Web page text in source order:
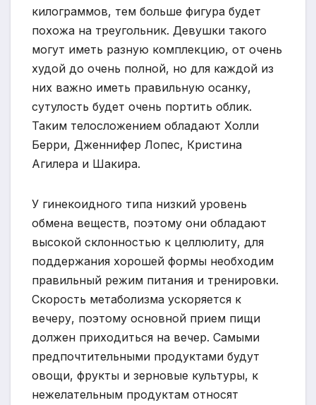
килограммов, тем больше фигура будет
похожа на треугольник. Девушки такого
могут иметь разную комплекцию, от очень
худой до очень полной, но для каждой из
них важно иметь правильную осанку,
сутулость будет очень портить облик.
Таким телосложением обладают Холли
Берри, Дженнифер Лопес, Кристина
Агилера и Шакира.
У гинекоидного типа низкий уровень
обмена веществ, поэтому они обладают
высокой склонностью к целлюлиту, для
поддержания хорошей формы необходим
правильный режим питания и тренировки.
Скорость метаболизма ускоряется к
вечеру, поэтому основной прием пищи
должен приходиться на вечер. Самыми
предпочтительными продуктами будут
овощи, фрукты и зерновые культуры, к
нежелательным продуктам относят